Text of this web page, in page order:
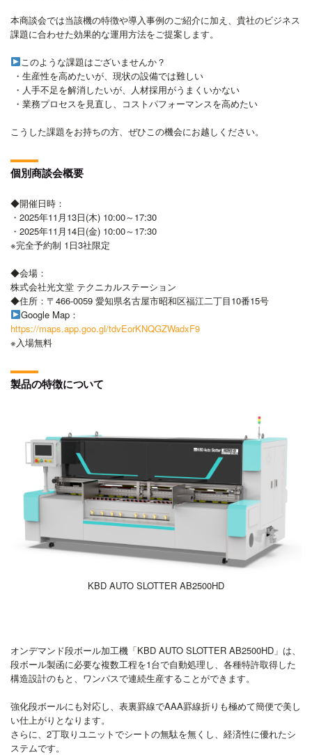
本商談会では当該機の特徴や導入事例のご紹介に加え、貴社のビジネス
課題に合わせた効果的な運用方法をご提案します。
このような課題はございませんか？
・生産性を高めたいが、現状の設備では難しい
・人手不足を解消したいが、人材採用がうまくいかない
・業務プロセスを見直し、コストパフォーマンスを高めたい
こうした課題をお持ちの方、ぜひこの機会にお越しください。
個別商談会概要
◆開催日時：
・2025年11月13日(木) 10:00～17:30
・2025年11月14日(金) 10:00～17:30
※完全予約制 1日3社限定
◆会場：
株式会社光文堂 テクニカルステーション
◆住所：〒466-0059 愛知県名古屋市昭和区福江二丁目10番15号
Google Map：
https://maps.app.goo.gl/tdvEorKNQGZWadxF9
※入場無料
製品の特徴について
KBD AUTO SLOTTER AB2500HD
オンデマンド段ボール加工機「KBD AUTO SLOTTER AB2500HD」は、
段ボール製函に必要な複数工程を1台で自動処理し、各種特許取得した
構造設計のもと、ワンパスで連続生産することができます。
強化段ボールにも対応し、表裏罫線でAAA罫線折りも極めて簡便で美し
い仕上がりとなります。
さらに、2丁取りユニットでシートの無駄を無くし、経済性に優れたシ
ステムです。